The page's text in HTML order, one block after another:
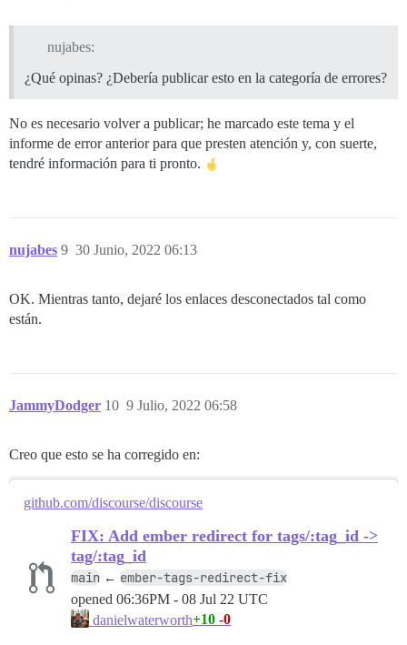
nujabes:
¿Qué opinas? ¿Debería publicar esto en la categoría de errores?
No es necesario volver a publicar; he marcado este tema y el
informe de error anterior para que presten atención y, con suerte,
tendré información para ti pronto.
nujabes 30 Junio, 2022 06:13
9
OK. Mientras tanto, dejaré los enlaces desconectados tal como
están.
JammyDodger 9 Julio, 2022 06:58
10
Creo que esto se ha corregido en:
github.com/discourse/discourse
FIX: Add ember redirect for tags/:tag_id ->
tag/:tag_id
main ← ember-tags-redirect-fix
opened 06:36PM - 08 Jul 22 UTC
danielwaterworth+10 -0